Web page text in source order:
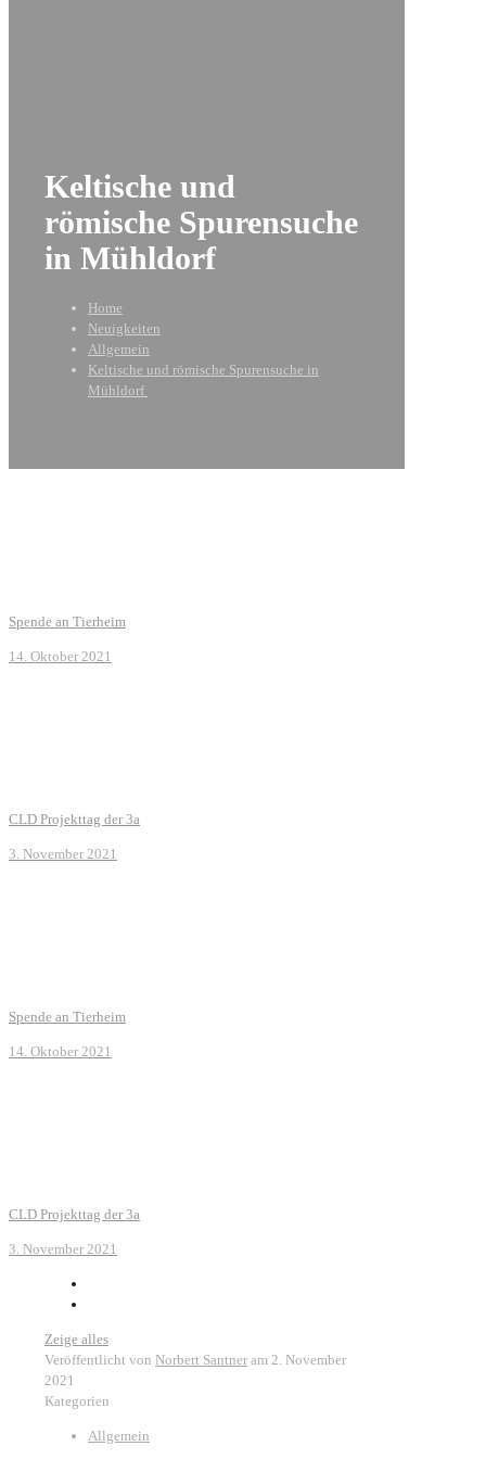
Keltische und
römische Spurensuche
in Mühldorf
Home
Neuigkeiten
Allgemein
Keltische und römische Spurensuche in
Mühldorf
Spende an Tierheim
14. Oktober 2021
CLD Projekttag der 3a
3. November 2021
Spende an Tierheim
14. Oktober 2021
CLD Projekttag der 3a
3. November 2021
Zeige alles
Veröffentlicht von Norbert Santner am 2. November
2021
Kategorien
Allgemein